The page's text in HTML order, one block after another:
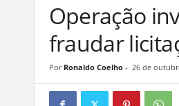
ç
Operação
fraudar
Por Ronaldo Coelho- 26 de